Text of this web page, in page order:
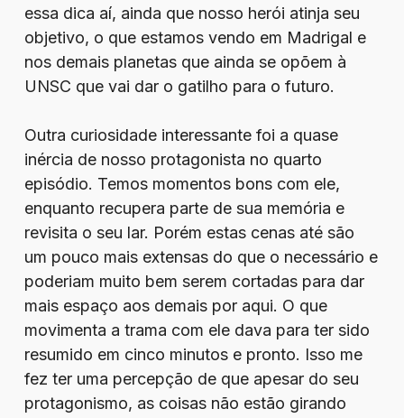
essa dica aí, ainda que nosso herói atinja seu
objetivo, o que estamos vendo em Madrigal e
nos demais planetas que ainda se opõem à
UNSC que vai dar o gatilho para o futuro.
Outra curiosidade interessante foi a quase
inércia de nosso protagonista no quarto
episódio. Temos momentos bons com ele,
enquanto recupera parte de sua memória e
revisita o seu lar. Porém estas cenas até são
um pouco mais extensas do que o necessário e
poderiam muito bem serem cortadas para dar
mais espaço aos demais por aqui. O que
movimenta a trama com ele dava para ter sido
resumido em cinco minutos e pronto. Isso me
fez ter uma percepção de que apesar do seu
protagonismo, as coisas não estão girando